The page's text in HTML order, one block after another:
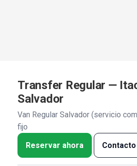
Transfer Regular —
Salvador
Van Regular Salvador (servicio
fijo
Reservar ahora
Contacto